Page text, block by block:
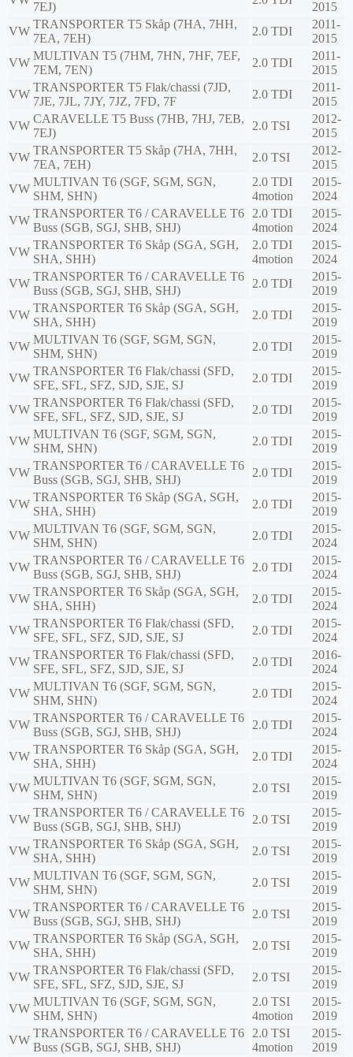
7EJ)
2015
VW
TRANSPORTER T5 Skåp (7HA, 7HH,
7EA, 7EH)
2.0 TDI
2011-
2015
VW
MULTIVAN T5 (7HM, 7HN, 7HF, 7EF,
7EM, 7EN)
2.0 TDI
2011-
2015
VW
TRANSPORTER T5 Flak/chassi (7JD,
7JE, 7JL, 7JY, 7JZ, 7FD, 7F
2.0 TDI
2011-
2015
VW
CARAVELLE T5 Buss (7HB, 7HJ, 7EB,
7EJ)
2.0 TSI
2012-
2015
VW
TRANSPORTER T5 Skåp (7HA, 7HH,
7EA, 7EH)
2.0 TSI
2012-
2015
VW
MULTIVAN T6 (SGF, SGM, SGN,
SHM, SHN)
2.0 TDI
4motion
2015-
2024
VW
TRANSPORTER T6 / CARAVELLE T6
Buss (SGB, SGJ, SHB, SHJ)
2.0 TDI
4motion
2015-
2024
VW
TRANSPORTER T6 Skåp (SGA, SGH,
SHA, SHH)
2.0 TDI
4motion
2015-
2024
VW
TRANSPORTER T6 / CARAVELLE T6
Buss (SGB, SGJ, SHB, SHJ)
2.0 TDI
2015-
2019
VW
TRANSPORTER T6 Skåp (SGA, SGH,
SHA, SHH)
2.0 TDI
2015-
2019
VW
MULTIVAN T6 (SGF, SGM, SGN,
SHM, SHN)
2.0 TDI
2015-
2019
VW
TRANSPORTER T6 Flak/chassi (SFD,
SFE, SFL, SFZ, SJD, SJE, SJ
2.0 TDI
2015-
2019
VW
TRANSPORTER T6 Flak/chassi (SFD,
SFE, SFL, SFZ, SJD, SJE, SJ
2.0 TDI
2015-
2019
VW
MULTIVAN T6 (SGF, SGM, SGN,
SHM, SHN)
2.0 TDI
2015-
2019
VW
TRANSPORTER T6 / CARAVELLE T6
Buss (SGB, SGJ, SHB, SHJ)
2.0 TDI
2015-
2019
VW
TRANSPORTER T6 Skåp (SGA, SGH,
SHA, SHH)
2.0 TDI
2015-
2019
VW
MULTIVAN T6 (SGF, SGM, SGN,
SHM, SHN)
2.0 TDI
2015-
2024
VW
TRANSPORTER T6 / CARAVELLE T6
Buss (SGB, SGJ, SHB, SHJ)
2.0 TDI
2015-
2024
VW
TRANSPORTER T6 Skåp (SGA, SGH,
SHA, SHH)
2.0 TDI
2015-
2024
VW
TRANSPORTER T6 Flak/chassi (SFD,
SFE, SFL, SFZ, SJD, SJE, SJ
2.0 TDI
2015-
2024
VW
TRANSPORTER T6 Flak/chassi (SFD,
SFE, SFL, SFZ, SJD, SJE, SJ
2.0 TDI
2016-
2024
VW
MULTIVAN T6 (SGF, SGM, SGN,
SHM, SHN)
2.0 TDI
2015-
2024
VW
TRANSPORTER T6 / CARAVELLE T6
Buss (SGB, SGJ, SHB, SHJ)
2.0 TDI
2015-
2024
VW
TRANSPORTER T6 Skåp (SGA, SGH,
SHA, SHH)
2.0 TDI
2015-
2024
VW
MULTIVAN T6 (SGF, SGM, SGN,
SHM, SHN)
2.0 TSI
2015-
2019
VW
TRANSPORTER T6 / CARAVELLE T6
Buss (SGB, SGJ, SHB, SHJ)
2.0 TSI
2015-
2019
VW
TRANSPORTER T6 Skåp (SGA, SGH,
SHA, SHH)
2.0 TSI
2015-
2019
VW
MULTIVAN T6 (SGF, SGM, SGN,
SHM, SHN)
2.0 TSI
2015-
2019
VW
TRANSPORTER T6 / CARAVELLE T6
Buss (SGB, SGJ, SHB, SHJ)
2.0 TSI
2015-
2019
VW
TRANSPORTER T6 Skåp (SGA, SGH,
SHA, SHH)
2.0 TSI
2015-
2019
VW
TRANSPORTER T6 Flak/chassi (SFD,
SFE, SFL, SFZ, SJD, SJE, SJ
2.0 TSI
2015-
2019
VW
MULTIVAN T6 (SGF, SGM, SGN,
SHM, SHN)
2.0 TSI
4motion
2015-
2019
VW
TRANSPORTER T6 / CARAVELLE T6
Buss (SGB, SGJ, SHB, SHJ)
2.0 TSI
4motion
2015-
2019